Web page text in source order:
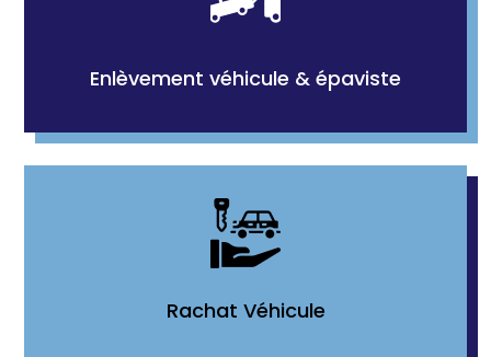
Enlèvement véhicule & épaviste
Rachat Véhicule